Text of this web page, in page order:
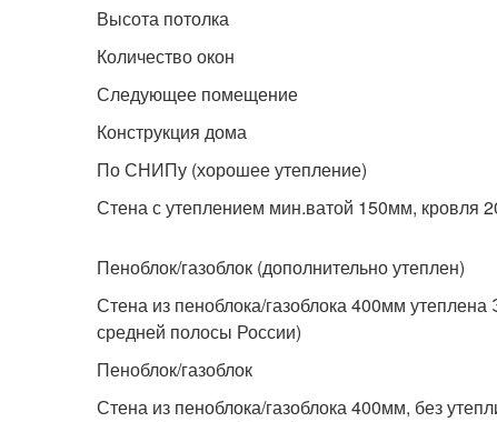
Высота потолка
Количество окон
Следующее помещение
Конструкция дома
По СНИПу (хорошее утепление)
Стена с утеплением мин.ватой 150мм, кровля
Пеноблок/газоблок (дополнительно утеплен)
Стена из пеноблока/газоблока 400мм
средней полосы России)
Пеноблок/газоблок
Стена из пеноблока/газоблока 400мм, без